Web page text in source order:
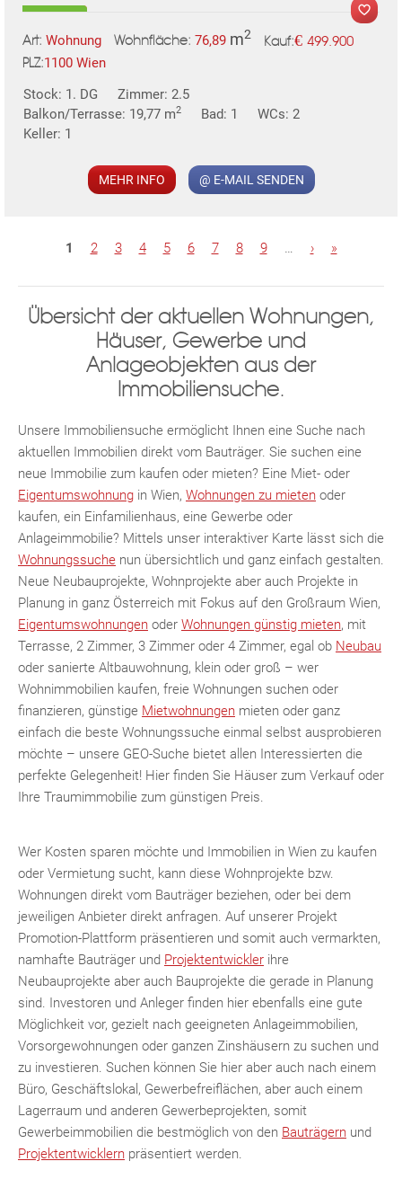
TE
TE
KLIS
MER
Art: Wohnung Wohnfläche: 76,89 m2 Kauf:€ 499.900
PLZ:1100 Wien
Stock: 1. DG
Zimmer: 2.5
Balkon/Terrasse: 19,77 m2 Bad: 1
WCs: 2
Keller: 1
MEHR INFO @ E-MAIL SENDEN
1 2 3 4 5 6 7 8 9 … › »
Übersicht der aktuellen Wohnungen,
Häuser, Gewerbe und
Anlageobjekten aus der
Immobiliensuche.
Unsere Immobiliensuche ermöglicht Ihnen eine Suche nach
aktuellen Immobilien direkt vom Bauträger. Sie suchen eine
neue Immobilie zum kaufen oder mieten? Eine Miet- oder
Eigentumswohnung in Wien, Wohnungen zu mieten oder
kaufen, ein Einfamilienhaus, eine Gewerbe oder
Anlageimmobilie? Mittels unser interaktiver Karte lässt sich die
Wohnungssuche nun übersichtlich und ganz einfach gestalten.
Neue Neubauprojekte, Wohnprojekte aber auch Projekte in
Planung in ganz Österreich mit Fokus auf den Großraum Wien,
Eigentumswohnungen oder Wohnungen günstig mieten, mit
Terrasse, 2 Zimmer, 3 Zimmer oder 4 Zimmer, egal ob Neubau
oder sanierte Altbauwohnung, klein oder groß – wer
Wohnimmobilien kaufen, freie Wohnungen suchen oder
finanzieren, günstige Mietwohnungen mieten oder ganz
einfach die beste Wohnungssuche einmal selbst ausprobieren
möchte – unsere GEO-Suche bietet allen Interessierten die
perfekte Gelegenheit! Hier finden Sie Häuser zum Verkauf oder
Ihre Traumimmobilie zum günstigen Preis.
Wer Kosten sparen möchte und Immobilien in Wien zu kaufen
oder Vermietung sucht, kann diese Wohnprojekte bzw.
Wohnungen direkt vom Bauträger beziehen, oder bei dem
jeweiligen Anbieter direkt anfragen. Auf unserer Projekt
Promotion-Plattform präsentieren und somit auch vermarkten,
namhafte Bauträger und Projektentwickler ihre
Neubauprojekte aber auch Bauprojekte die gerade in Planung
sind. Investoren und Anleger finden hier ebenfalls eine gute
Möglichkeit vor, gezielt nach geeigneten Anlageimmobilien,
Vorsorgewohnungen oder ganzen Zinshäusern zu suchen und
zu investieren. Suchen können Sie hier aber auch nach einem
Büro, Geschäftslokal, Gewerbefreiflächen, aber auch einem
Lagerraum und anderen Gewerbeprojekten, somit
Gewerbeimmobilien die bestmöglich von den Bauträgern und
Projektentwicklern präsentiert werden.